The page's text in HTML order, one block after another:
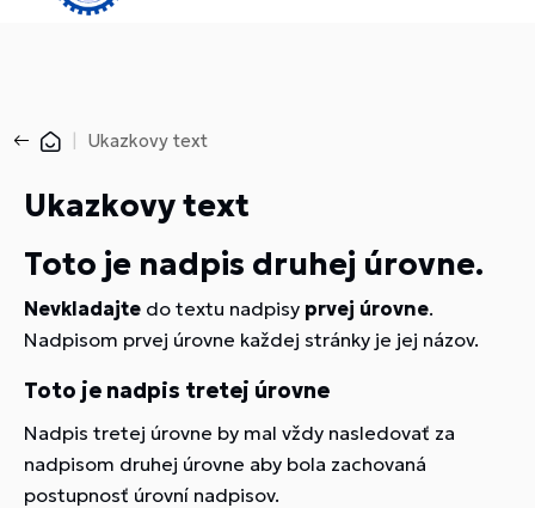
Ukazkovy text
Ukazkovy text
Toto je nadpis druhej úrovne.
Nevkladajte do textu nadpisy prvej úrovne.
Nadpisom prvej úrovne každej stránky je jej názov.
Toto je nadpis tretej úrovne
Nadpis tretej úrovne by mal vždy nasledovať za
nadpisom druhej úrovne aby bola zachovaná
postupnosť úrovní nadpisov.